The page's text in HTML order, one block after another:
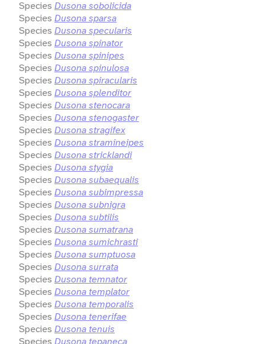
Species Dusona sobolicida
Species Dusona sparsa
Species Dusona specularis
Species Dusona spinator
Species Dusona spinipes
Species Dusona spinulosa
Species Dusona spiracularis
Species Dusona splenditor
Species Dusona stenocara
Species Dusona stenogaster
Species Dusona stragifex
Species Dusona stramineipes
Species Dusona stricklandi
Species Dusona stygia
Species Dusona subaequalis
Species Dusona subimpressa
Species Dusona subnigra
Species Dusona subtilis
Species Dusona sumatrana
Species Dusona sumichrasti
Species Dusona sumptuosa
Species Dusona surrata
Species Dusona temnator
Species Dusona templator
Species Dusona temporalis
Species Dusona tenerifae
Species Dusona tenuis
Species Dusona tepaneca